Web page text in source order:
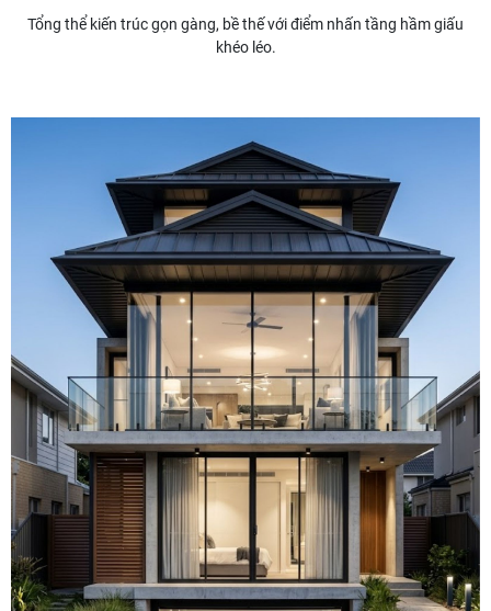
Tổng thể kiến trúc gọn gàng, bề thế với điểm nhấn tầng hầm giấu
khéo léo.